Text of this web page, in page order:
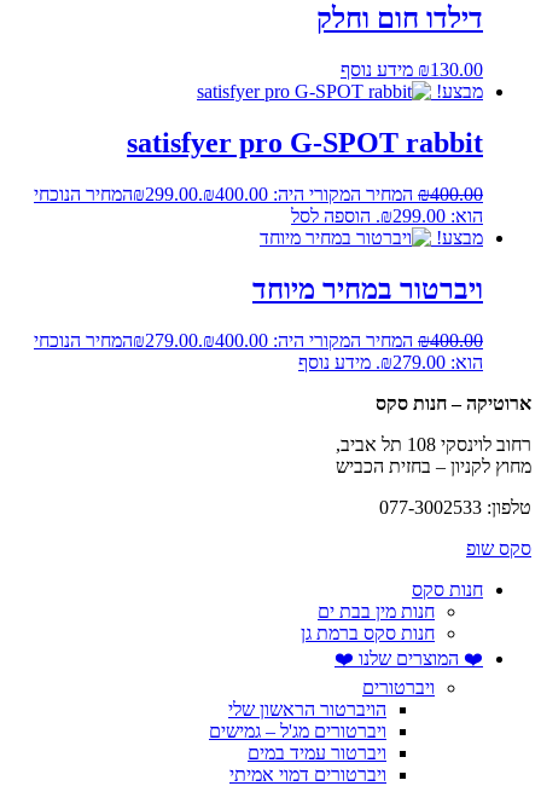
דילדו חום וחלק
₪130.00
מידע נוסף
מבצע!
satisfyer pro G-SPOT rabbit
₪400.00 המחיר המקורי היה: ₪400.00. ₪299.00
המחיר הנוכחי
הוא: ₪299.00.
הוספה לסל
מבצע!
ויברטור במחיר מיוחד
₪400.00 המחיר המקורי היה: ₪400.00. ₪279.00
המחיר הנוכחי
הוא: ₪279.00.
מידע נוסף
ארוטיקה – חנות סקס
רחוב לוינסקי 108 תל אביב,
מחוץ לקניון – בחזית הכביש
טלפון: 077-3002533
סקס שופ
חנות סקס
חנות מין בבת ים
חנות סקס ברמת גן
❤️ המוצרים שלנו ❤️
ויברטורים
הויברטור הראשון שלי
ויברטורים מג'ל – גמישים
ויברטור עמיד במים
ויברטורים דמוי אמיתי